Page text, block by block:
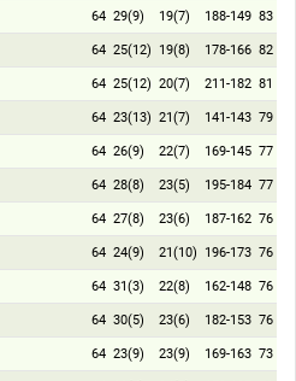
64 29(9) 19(7) 188-149 83
64 25(12) 19(8) 178-166 82
64 25(12) 20(7) 211-182 81
64 23(13) 21(7) 141-143 79
64 26(9) 22(7) 169-145 77
64 28(8) 23(5) 195-184 77
64 27(8) 23(6) 187-162 76
64 24(9) 21(10) 196-173 76
64 31(3) 22(8) 162-148 76
64 30(5) 23(6) 182-153 76
64 23(9) 23(9) 169-163 73